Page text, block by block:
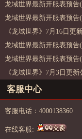
龙域世界最新开服表预告
龙域世界最新开服表预告
《龙域世界》7月16日更
龙域世界最新开服表预告
龙域世界最新开服表预告
《龙域世界》7月3日更新
客服中心
客服电话：4000138360
在线客服: